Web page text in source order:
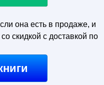
она есть в продаже, и
скидкой с доставкой по